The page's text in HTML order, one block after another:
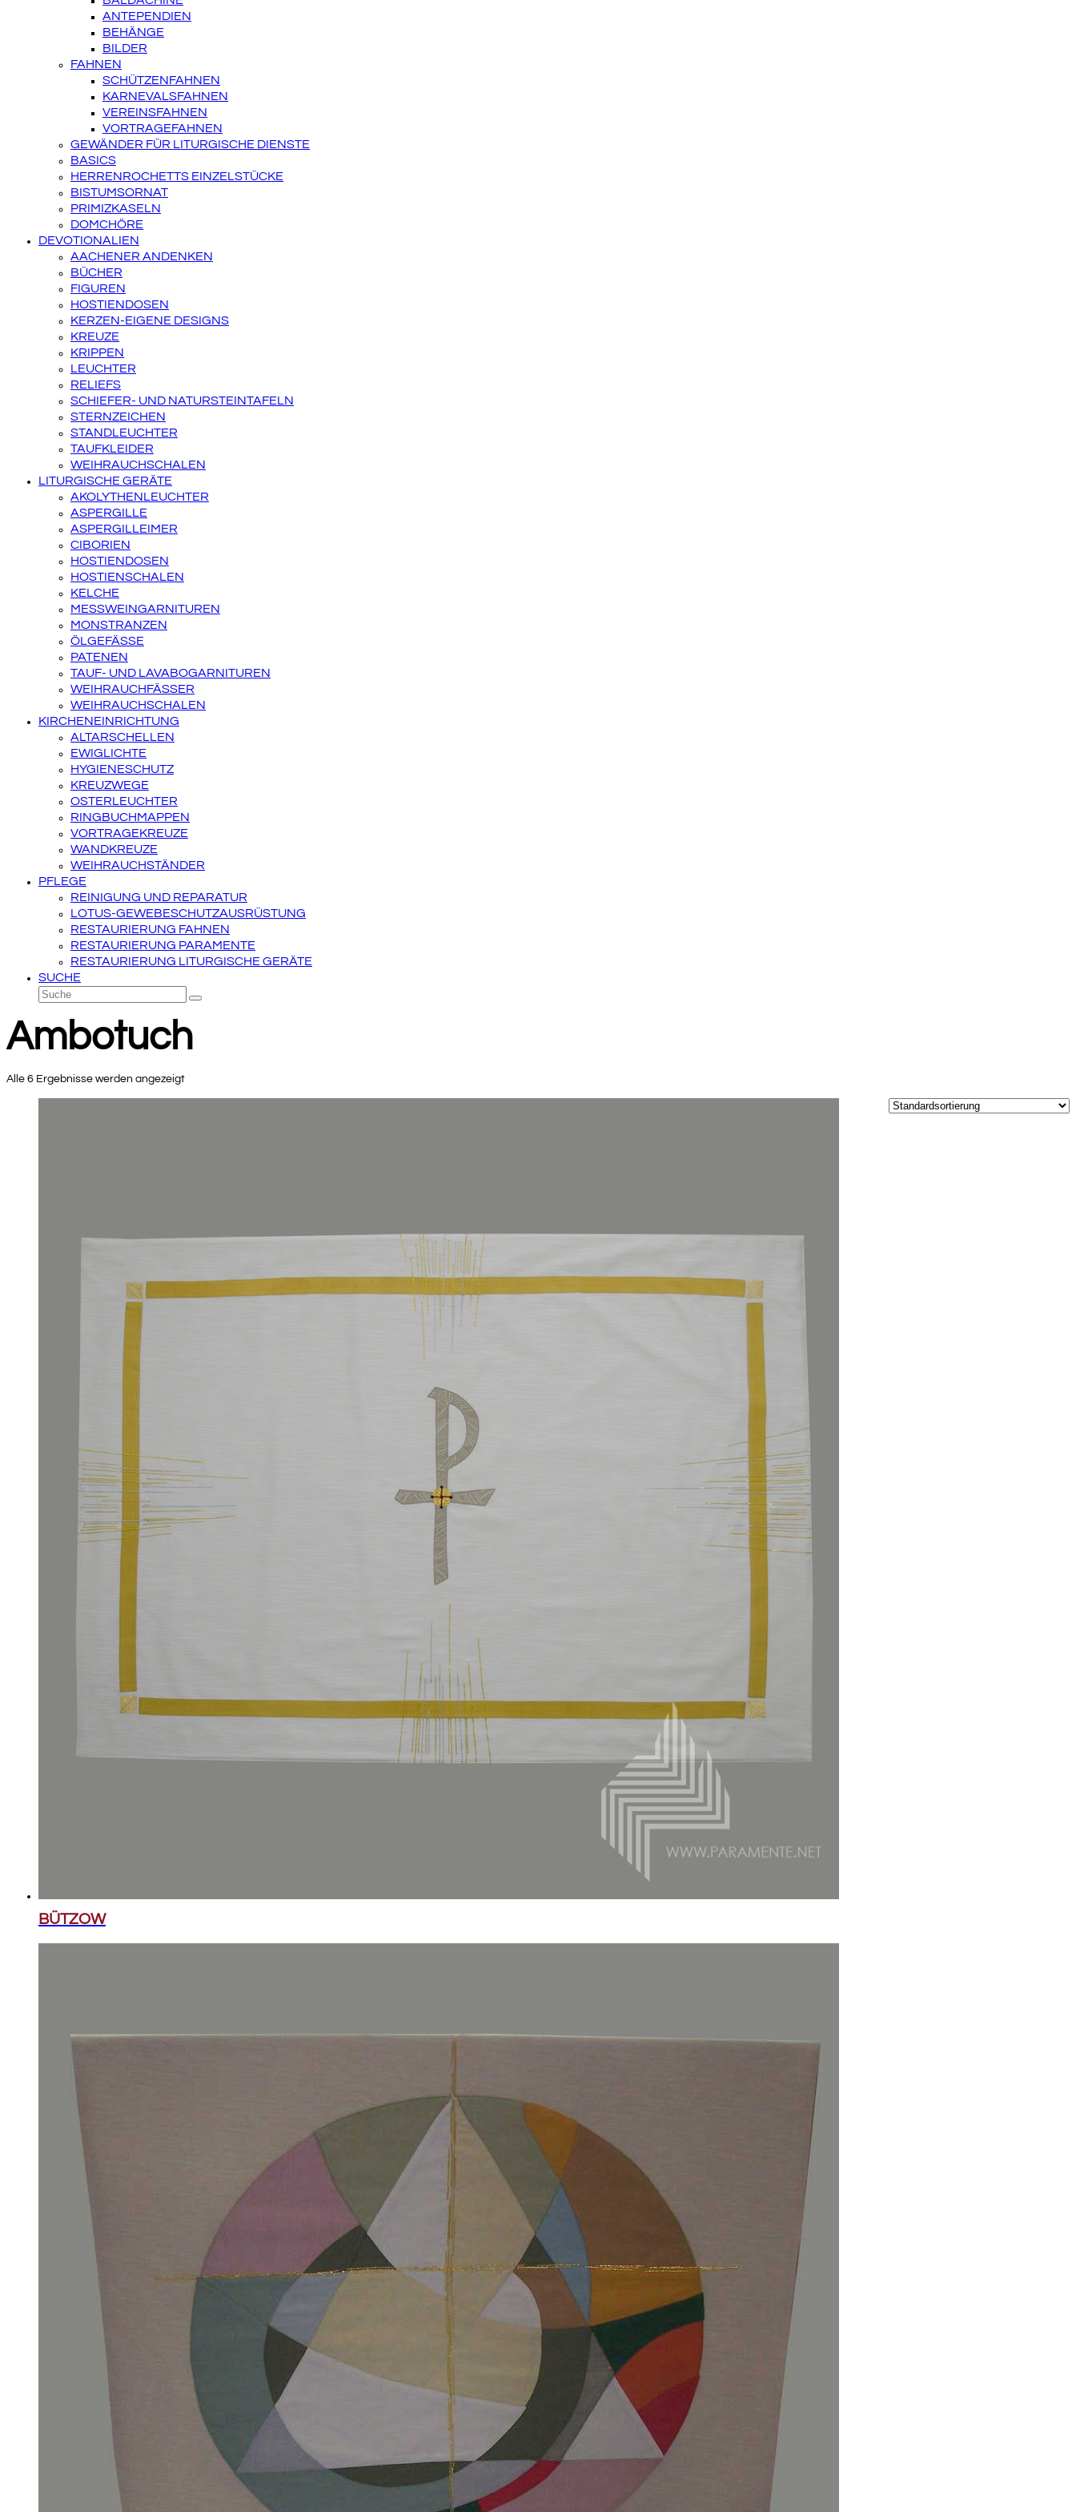
ANTEPENDIEN
BEHÄNGE
BILDER
FAHNEN
SCHÜTZENFAHNEN
KARNEVALSFAHNEN
VEREINSFAHNEN
VORTRAGEFAHNEN
GEWÄNDER FÜR LITURGISCHE DIENSTE
BASICS
HERRENROCHETTS EINZELSTÜCKE
BISTUMSORNAT
PRIMIZKASELN
DOMCHÖRE
DEVOTIONALIEN
AACHENER ANDENKEN
BÜCHER
FIGUREN
HOSTIENDOSEN
KERZEN-EIGENE DESIGNS
KREUZE
KRIPPEN
LEUCHTER
RELIEFS
SCHIEFER- UND NATURSTEINTAFELN
STERNZEICHEN
STANDLEUCHTER
TAUFKLEIDER
WEIHRAUCHSCHALEN
LITURGISCHE GERÄTE
AKOLYTHENLEUCHTER
ASPERGILLE
ASPERGILLEIMER
CIBORIEN
HOSTIENDOSEN
HOSTIENSCHALEN
KELCHE
MESSWEINGARNITUREN
MONSTRANZEN
ÖLGEFÄSSE
PATENEN
TAUF- UND LAVABOGARNITUREN
WEIHRAUCHFÄSSER
WEIHRAUCHSCHALEN
KIRCHENEINRICHTUNG
ALTARSCHELLEN
EWIGLICHTE
HYGIENESCHUTZ
KREUZWEGE
OSTERLEUCHTER
RINGBUCHMAPPEN
VORTRAGEKREUZE
WANDKREUZE
WEIHRAUCHSTÄNDER
PFLEGE
REINIGUNG UND REPARATUR
LOTUS-GEWEBESCHUTZAUSRÜSTUNG
RESTAURIERUNG FAHNEN
RESTAURIERUNG PARAMENTE
RESTAURIERUNG LITURGISCHE GERÄTE
SUCHE
Suche
Senden
Ambotuch
Alle 6 Ergebnisse werden angezeigt
BÜTZOW